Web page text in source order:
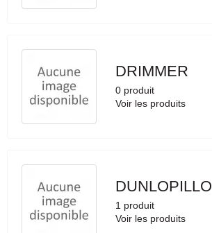
DRIMMER
0 produit
Voir les produits
DUNLOPILLO
1 produit
Voir les produits